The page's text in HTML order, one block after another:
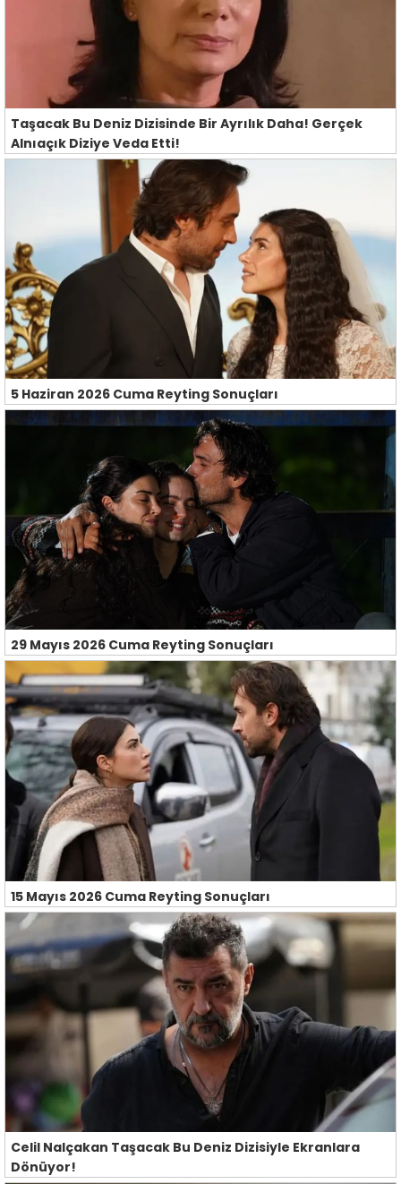
Taşacak Bu Deniz Dizisinde Bir Ayrılık Daha! Gerçek
Alnıaçık Diziye Veda Etti!
5 Haziran 2026 Cuma Reyting Sonuçları
29 Mayıs 2026 Cuma Reyting Sonuçları
15 Mayıs 2026 Cuma Reyting Sonuçları
Celil Nalçakan Taşacak Bu Deniz Dizisiyle Ekranlara
Dönüyor!